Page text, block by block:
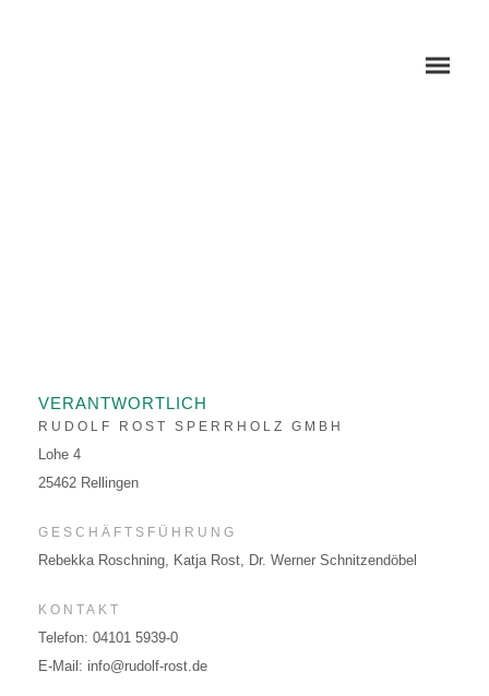
ANWENDUNG SCHIENE
ANWENDUNG SCHIFF
ANWENDUNG SCHIENE
ANWENDUNG SCHIFF
VERANTWORTLICH
RUDOLF ROST SPERRHOLZ GMBH
Lohe 4
25462 Rellingen
GESCHÄFTSFÜHRUNG
Rebekka Roschning, Katja Rost, Dr. Werner Schnitzendöbel
KONTAKT
Telefon: 04101 5939-0
E-Mail: info@rudolf-rost.de